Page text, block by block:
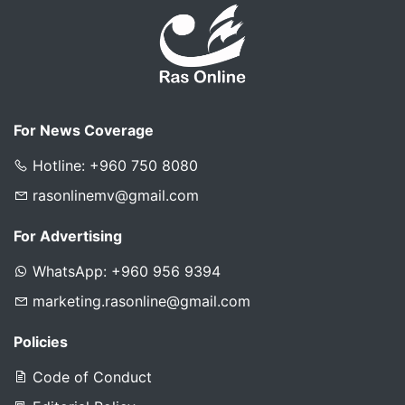
For News Coverage
Hotline: +960 750 8080
rasonlinemv@gmail.com
For Advertising
WhatsApp: +960 956 9394
marketing.rasonline@gmail.com
Policies
Code of Conduct